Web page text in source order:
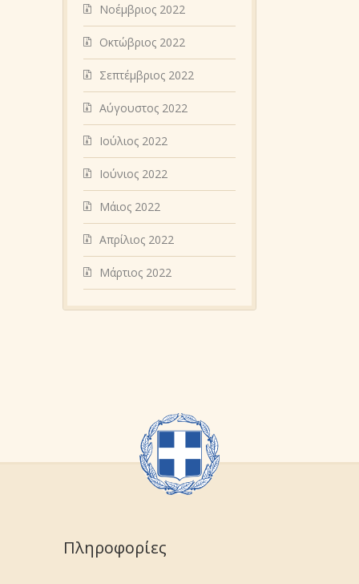
Νοέμβριος 2022
Οκτώβριος 2022
Σεπτέμβριος 2022
Αύγουστος 2022
Ιούλιος 2022
Ιούνιος 2022
Μάιος 2022
Απρίλιος 2022
Μάρτιος 2022
Πληροφορίες